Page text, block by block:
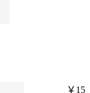
￥15